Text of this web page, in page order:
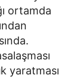
ortamda
yaratması